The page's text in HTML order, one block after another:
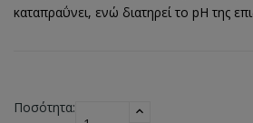
καταπραΰνει, ενώ διατηρεί το pH της
Ποσότητα: